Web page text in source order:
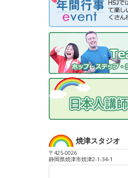
焼津スタジオ
〒425-0026
静岡県焼津市焼津2-1-34-1